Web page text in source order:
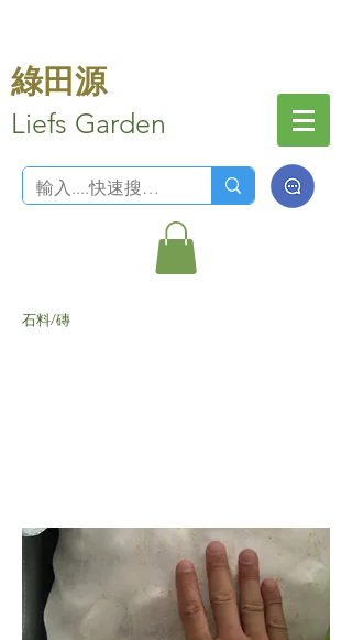
綠田源
Liefs Garden
石料/磚